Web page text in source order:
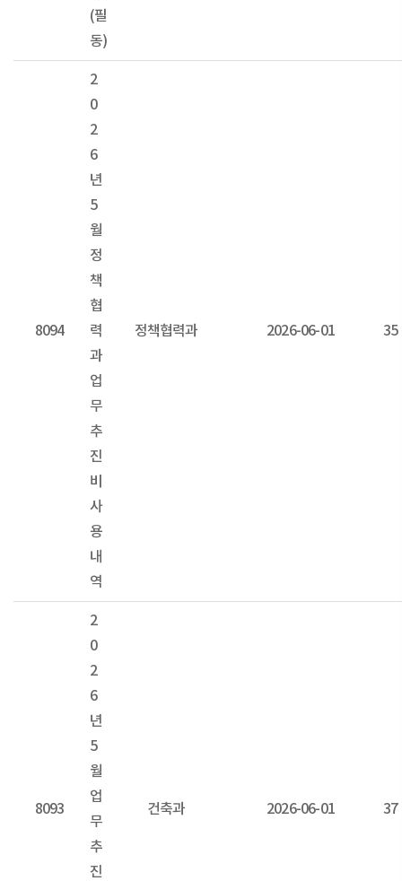
(필
동)
8094
2
0
2
6
년
5
월
정
책
협
력
과
업
무
추
진
비
사
용
내
역
정책협력과 2026-06-01 35
8093
2
0
2
6
년
5
월
업
무
추
진
건축과 2026-06-01 37